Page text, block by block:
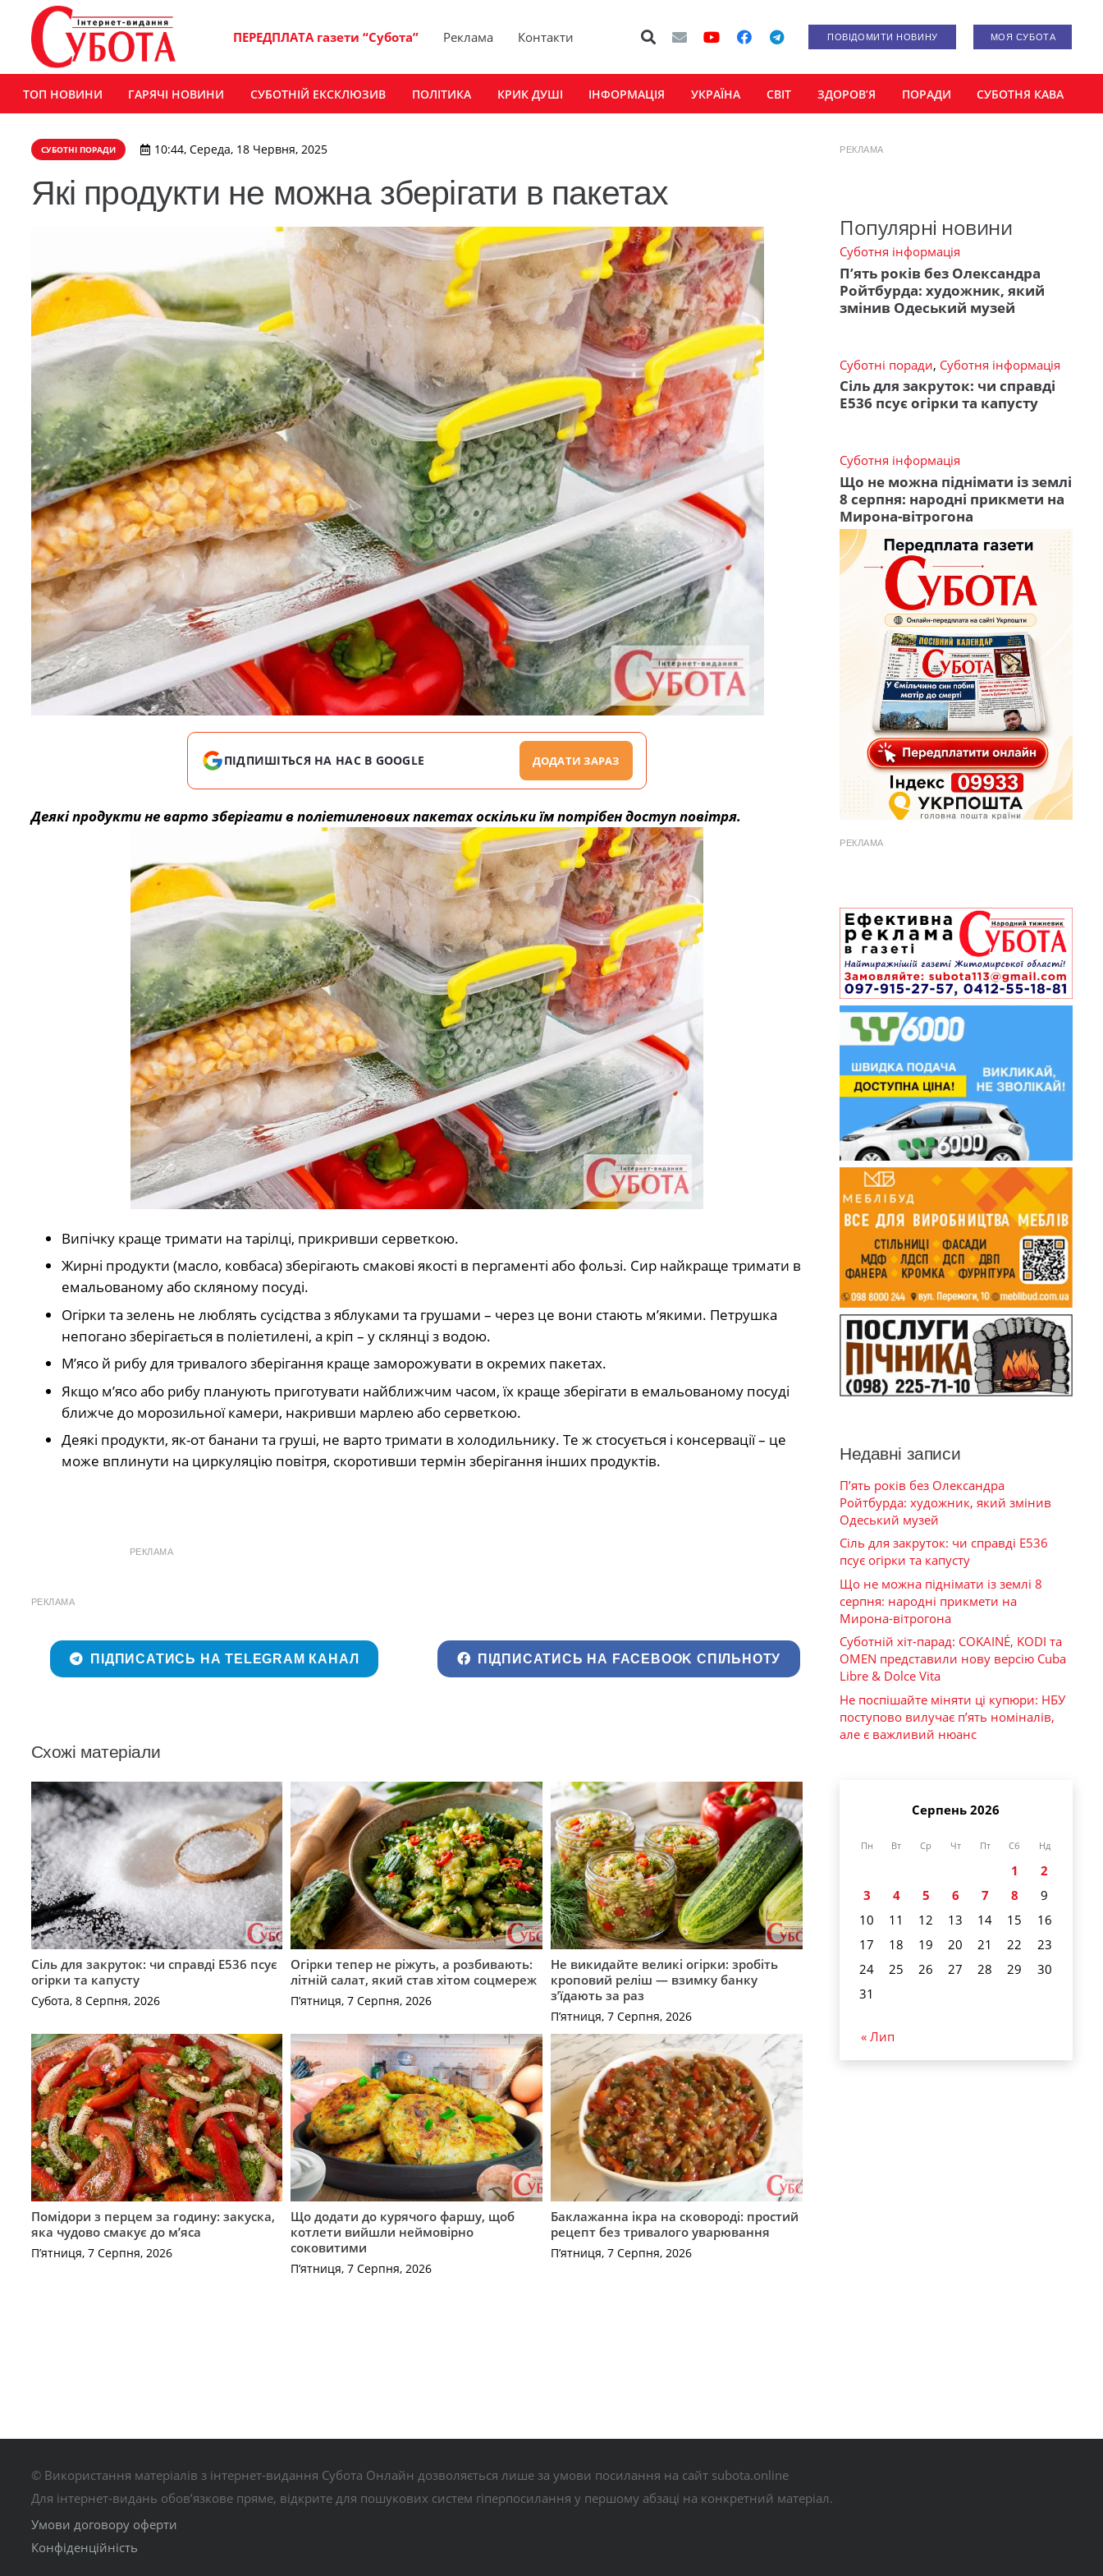
ПЕРЕДПЛАТА газети “Субота” Реклама Контакти ПОВІДОМИТИ НОВИНУ МОЯ СУБОТА
ТОП НОВИНИ ГАРЯЧІ НОВИНИ СУБОТНІЙ ЕКСКЛЮЗИВ ПОЛІТИКА КРИК ДУШІ ІНФОРМАЦІЯ УКРАЇНА СВІТ ЗДОРОВ’Я ПОРАДИ СУБОТНЯ КАВА
СУБОТНІ ПОРАДИ 10:44, Середа, 18 Червня, 2025
Які продукти не можна зберігати в пакетах
ПІДПИШІТЬСЯ НА НАС В GOOGLE ДОДАТИ ЗАРАЗ
Деякі продукти не варто зберігати в поліетиленових пакетах оскільки їм потрібен доступ повітря.
Випічку краще тримати на тарілці, прикривши серветкою.
Жирні продукти (масло, ковбаса) зберігають смакові якості в пергаменті або фользі. Сир найкраще тримати в
емальованому або скляному посуді.
Огірки та зелень не люблять сусідства з яблуками та грушами – через це вони стають м’якими. Петрушка
непогано зберігається в поліетилені, а кріп – у склянці з водою.
М’ясо й рибу для тривалого зберігання краще заморожувати в окремих пакетах.
Якщо м’ясо або рибу планують приготувати найближчим часом, їх краще зберігати в емальованому посуді
ближче до морозильної камери, накривши марлею або серветкою.
Деякі продукти, як-от банани та груші, не варто тримати в холодильнику. Те ж стосується і консервації – це
може вплинути на циркуляцію повітря, скоротивши термін зберігання інших продуктів.
РЕКЛАМА
РЕКЛАМА
ПІДПИСАТИСЬ НА TELEGRAM КАНАЛ ПІДПИСАТИСЬ НА FACEBOOK СПІЛЬНОТУ
Схожі матеріали
Сіль для закруток: чи справді Е536 псує
огірки та капусту
Субота, 8 Серпня, 2026
Огірки тепер не ріжуть, а розбивають:
літній салат, який став хітом соцмереж
П’ятниця, 7 Серпня, 2026
Не викидайте великі огірки: зробіть
кроповий реліш — взимку банку
з’їдають за раз
П’ятниця, 7 Серпня, 2026
Помідори з перцем за годину: закуска,
яка чудово смакує до м’яса
П’ятниця, 7 Серпня, 2026
Що додати до курячого фаршу, щоб
котлети вийшли неймовірно
соковитими
П’ятниця, 7 Серпня, 2026
Баклажанна ікра на сковороді: простий
рецепт без тривалого уварювання
П’ятниця, 7 Серпня, 2026
РЕКЛАМА
Популярні новини
Суботня інформація
П’ять років без Олександра
Ройтбурда: художник, який
змінив Одеський музей
Суботні поради, Суботня інформація
Сіль для закруток: чи справді
Е536 псує огірки та капусту
Суботня інформація
Що не можна піднімати із землі
8 серпня: народні прикмети на
Мирона-вітрогона
РЕКЛАМА
Недавні записи
П’ять років без Олександра
Ройтбурда: художник, який змінив
Одеський музей
Сіль для закруток: чи справді Е536
псує огірки та капусту
Що не можна піднімати із землі 8
серпня: народні прикмети на
Мирона-вітрогона
Суботній хіт-парад: COKAINÉ, KODI та
OMEN представили нову версію Cuba
Libre & Dolce Vita
Не поспішайте міняти ці купюри: НБУ
поступово вилучає п’ять номіналів,
але є важливий нюанс
Серпень 2026
Пн Вт Ср Чт Пт Сб Нд
1
2
3
4 5 6 7 8
9
10
11 12 13 14 15
16
17
18 19 20 21 22
23
24
25 26 27 28 29
30
31
« Лип
© Використання матеріалів з інтернет-видання Субота Онлайн дозволяється лише за умови посилання на сайт subota.online
Для інтернет-видань обов’язкове пряме, відкрите для пошукових систем гіперпосилання у першому абзаці на конкретний матеріал.
Умови договору оферти
Конфіденційність